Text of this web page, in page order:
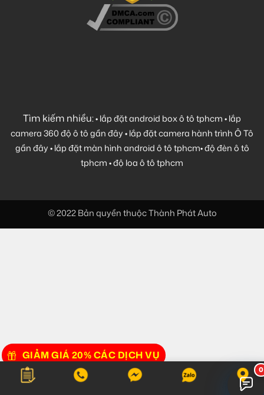
Tìm kiếm nhiều:•lắp đặt android box ô tô tphcm•lắp
camera 360 độ ô tô gần đây•lắp đặt camera hành trình Ô Tô
gần đây•lắp đặt màn hình android ô tô tphcm•độ đèn ô tô
tphcm•độ loa ô tô tphcm
GIẢM GIÁ 20% CÁC DỊCH VỤ
© 2022 Bản quyền thuộc Thành Phát Auto